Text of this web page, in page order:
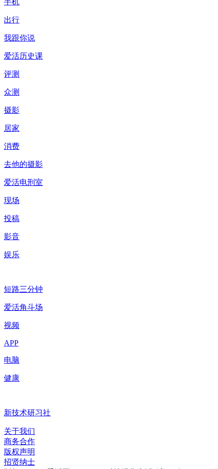
手机
出行
我跟你说
爱活历史课
评测
众测
摄影
居家
消费
去他的摄影
爱活电刑室
现场
投稿
影音
娱乐
短路三分钟
爱活角斗场
视频
APP
电脑
健康
新技术研习社
关于我们
商务合作
版权声明
招贤纳士